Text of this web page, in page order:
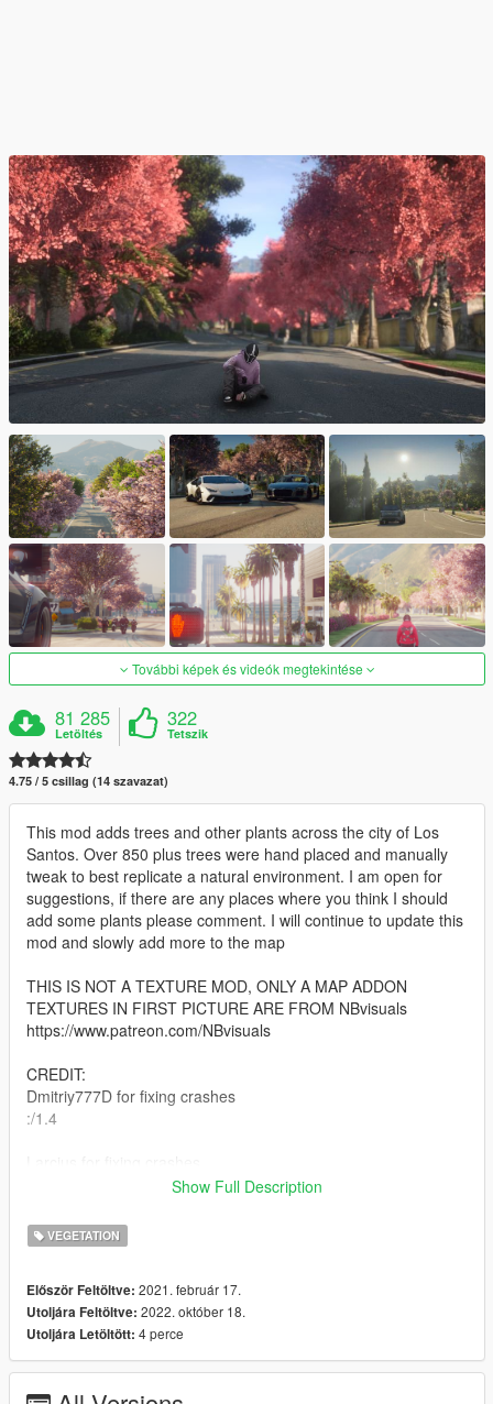
További képek és videók megtekintése
81 285
Letöltés
322
Tetszik
4.75 / 5 csillag (14 szavazat)
This mod adds trees and other plants across the city of Los
Santos. Over 850 plus trees were hand placed and manually
tweak to best replicate a natural environment. I am open for
suggestions, if there are any places where you think I should
add some plants please comment. I will continue to update this
mod and slowly add more to the map
THIS IS NOT A TEXTURE MOD, ONLY A MAP ADDON
TEXTURES IN FIRST PICTURE ARE FROM NBvisuals
https://www.patreon.com/NBvisuals
CREDIT:
Dmitriy777D for fixing crashes
:/1.4
:/1.5a and LOD and SLOD models.
CHANGE LOG:
1.5a/ Crashes fixed
1.5/ Added vegetation in Westcoast area and partial part of
upcoming hill forest
1.4/ More bushes in downtown
Show Full Description
VEGETATION
Először Feltöltve: 2021. február 17.
Utoljára Feltöltve: 2022. október 18.
Utoljára Letöltött: 4 perce